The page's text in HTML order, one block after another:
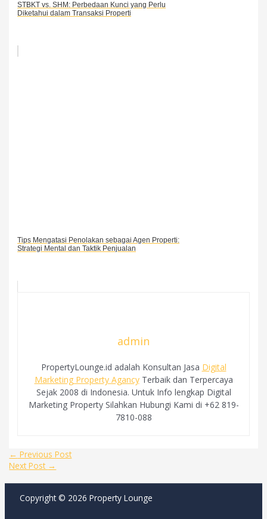
STBKT vs. SHM: Perbedaan Kunci yang Perlu
Diketahui dalam Transaksi Properti
Tips Mengatasi Penolakan sebagai Agen Properti:
Strategi Mental dan Taktik Penjualan
admin
PropertyLounge.id adalah Konsultan Jasa Digital
Marketing Property AgancyTerbaik dan Terpercaya
Sejak 2008 di Indonesia. Untuk Info lengkap Digital
Marketing Property Silahkan Hubungi Kami di +62 819-
7810-088
Post
navigation
← Previous Post
Next Post →
Copyright © 2026 Property Lounge